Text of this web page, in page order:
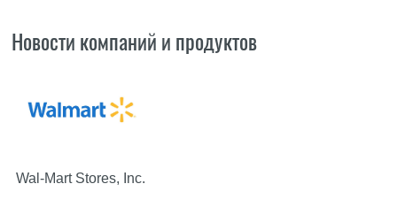
Новости компаний и продуктов
Wal-Mart Stores, Inc.